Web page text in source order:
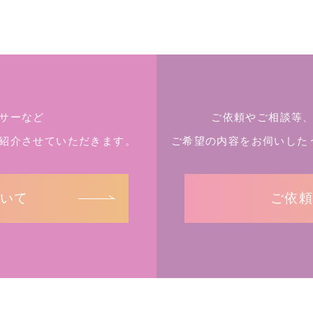
ーなど
介させていただきます。
て
ご依頼やご相談等
ご希望の内容をお伺いした
ご依